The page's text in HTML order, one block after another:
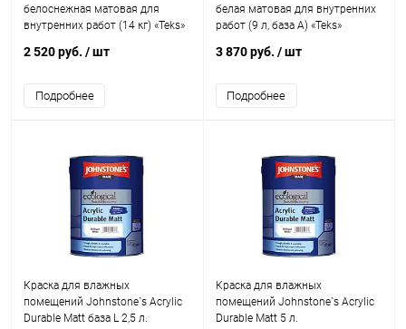
белоснежная матовая для
внутренних работ (14 кг) «Teks»
2 520 руб. / шт
Подробнее
белая матовая для внутренних
работ (9 л, база А) «Teks»
3 870 руб. / шт
Подробнее
Краска для влажных
помещений Johnstone`s Acrylic
Durable Matt база L 2,5 л.
Краска для влажных
помещений Johnstone`s Acrylic
Durable Matt 5 л.